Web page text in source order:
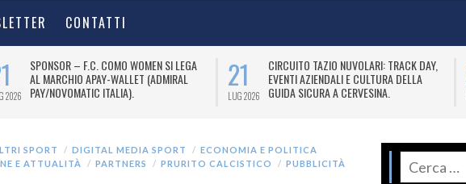
CONTATTI
2026
SPONSOR – F.C. COMO WOMEN SI LEGA
AL MARCHIO APAY-WALLET (ADMIRAL
PAY/NOVOMATIC ITALIA).
21
LUG 2026
CIRCUITO TAZIO NUVOLARI: TRACK DAY,
EVENTI AZIENDALI E CULTURA DELLA
GUIDA SICURA A CERVESINA.
SPORT DIGITAL MEDIA SPORT
ECONOMIA E POLITICA
E ATTUALITÀ PARTNERS PRURITO CALCISTICO
PUBBLICITÀ